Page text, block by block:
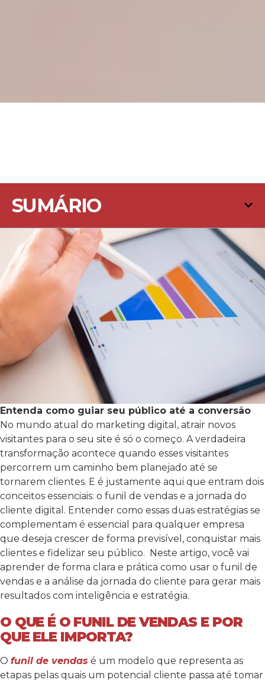
SUMÁRIO
Entenda como guiar seu público até a conversão
No mundo atual do marketing digital, atrair novos
visitantes para o seu site é só o começo. A verdadeira
transformação acontece quando esses visitantes
percorrem um caminho bem planejado até se
tornarem clientes. E é justamente aqui que entram dois
conceitos essenciais: o funil de vendas e a jornada do
cliente digital. Entender como essas duas estratégias se
complementam é essencial para qualquer empresa
que deseja crescer de forma previsível, conquistar mais
clientes e fidelizar seu público.
Neste artigo, você vai
aprender de forma clara e prática como usar o funil de
vendas e a análise da jornada do cliente para gerar mais
resultados com inteligência e estratégia.
O QUE É O FUNIL DE VENDAS E POR
QUE ELE IMPORTA?
O funil de vendas é um modelo que representa as
etapas pelas quais um potencial cliente passa até tomar